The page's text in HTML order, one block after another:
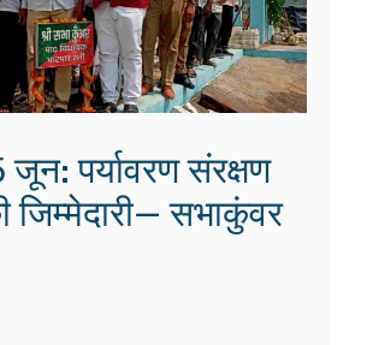
जून: पर्यावरण संरक्षण
जिम्मेदारी— सभाकुंवर